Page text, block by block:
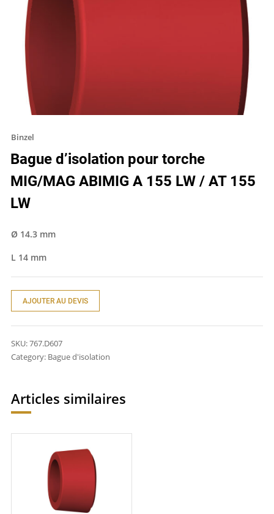
Binzel
Bague d’isolation pour torche
MIG/MAG ABIMIG A 155 LW / AT 155
LW
Ø 14.3 mm
L 14 mm
AJOUTER AU DEVIS
SKU:767.D607
Category: Bague d'isolation
Articles similaires